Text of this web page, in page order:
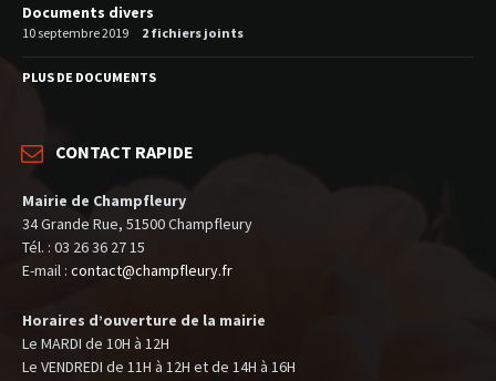
Documents divers
10 septembre 2019 2 fichiers joints
PLUS DE DOCUMENTS
CONTACT RAPIDE
Mairie de Champfleury
34 Grande Rue, 51500 Champfleury
Tél. : 03 26 36 27 15
E-mail : contact@champfleury.fr
Horaires d’ouverture de la mairie
Le MARDI de 10H à 12H
Le VENDREDI de 11H à 12H et de 14H à 16H